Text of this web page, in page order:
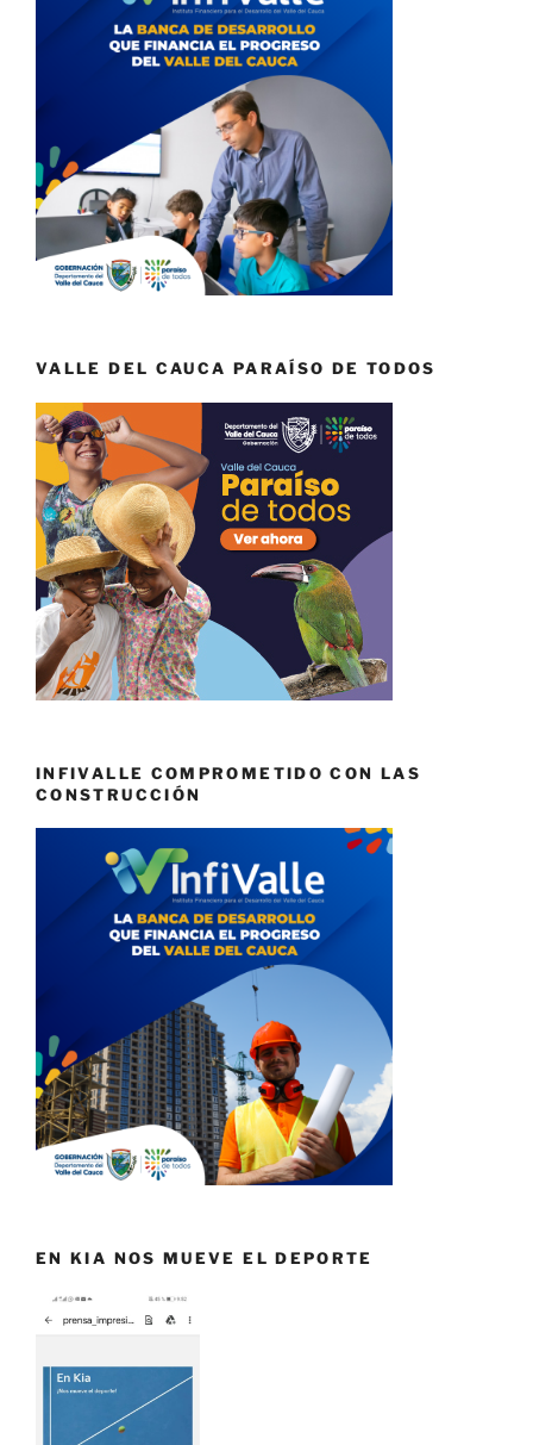
VALLE DEL CAUCA PARAÍSO DE TODOS
INFIVALLE COMPROMETIDO CON LAS
CONSTRUCCIÓN
EN KIA NOS MUEVE EL DEPORTE